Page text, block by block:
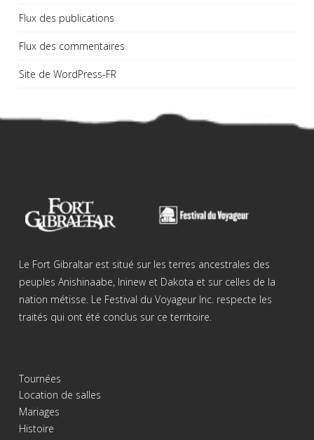
Flux des publications
Flux des commentaires
Site de WordPress-FR
Le Fort Gibraltar est situé sur les terres ancestrales des
peuples Anishinaabe, Ininew et Dakota et sur celles de la
nation métisse. Le Festival du Voyageur Inc. respecte les
traités qui ont été conclus sur ce territoire.
Tournées
Location de salles
Mariages
Histoire